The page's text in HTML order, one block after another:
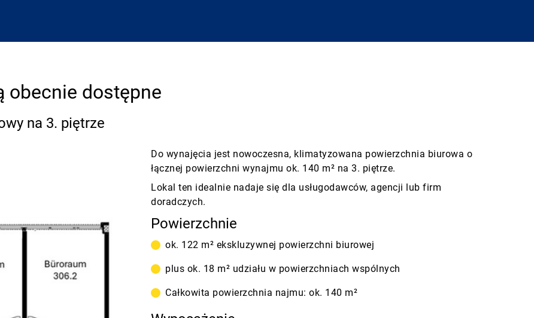
obecnie dostępne
na 3. piętrze
Do wynajęcia jest nowoczesna, klimatyzowana powierzchnia biurowa o
łącznej powierzchni wynajmu ok. 140 m² na 3. piętrze.
Lokal ten idealnie nadaje się dla usługodawców, agencji lub firm
doradczych.
Powierzchnie
ok. 122 m² ekskluzywnej powierzchni biurowej
plus ok. 18 m² udziału w powierzchniach wspólnych
Całkowita powierzchnia najmu: ok. 140 m²